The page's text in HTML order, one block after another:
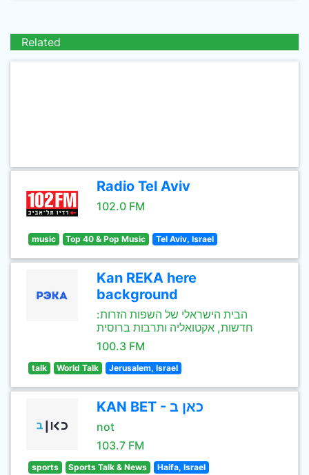
Related
Radio Tel Aviv
102.0 FM
music Top 40 & Pop Music Tel Aviv, Israel
Kan REKA here
background
הבית הישראלי של השפות הזרות:
חדשות, אקטואליה ותרבות ברוסית
100.3 FM
talk World Talk Jerusalem, Israel
KAN BET - כאן ב
not
103.7 FM
sports Sports Talk & News Haifa, Israel